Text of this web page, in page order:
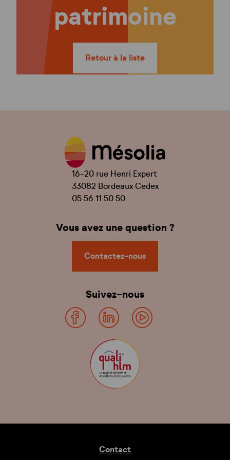
patrimoine
Retour à la liste
16-20 rue Henri Expert
33082 Bordeaux Cedex
05 56 11 50 50
Vous avez une question ?
Contactez-nous
Suivez-nous
Contact